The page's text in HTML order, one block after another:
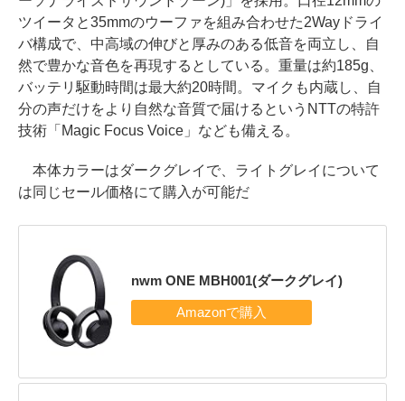
ツイータと35mmのウーファを組み合わせた2Wayドライ
バ構成で、中高域の伸びと厚みのある低音を両立し、自
然で豊かな音色を再現するとしている。重量は約185g、
バッテリ駆動時間は最大約20時間。マイクも内蔵し、自
分の声だけをより自然な音質で届けるというNTTの特許
技術「Magic Focus Voice」なども備える。
本体カラーはダークグレイで、ライトグレイについて
は同じセール価格にて購入が可能だ
nwm ONE MBH001(ダークグレイ)